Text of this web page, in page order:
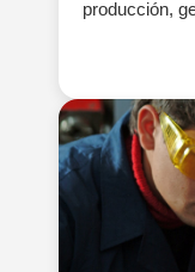
producción,